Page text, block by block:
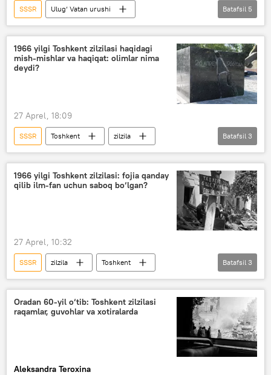
SSSR
Ulug‘ Vatan urushi
Ikkinchi jahon urushi
tarix
palov
ovqatlanish
Jamiyat
Batafsil 5
1966 yilgi Toshkent zilzilasi haqidagi
mish-mishlar va haqiqat: olimlar nima
deydi?
27 Aprel, 18:09
SSSR Toshkent
zilzila
tabiiy ofat
O‘zbekiston Jamiyat
Batafsil 3
1966 yilgi Toshkent zilzilasi: fojia qanday
qilib ilm-fan uchun saboq bo‘lgan?
27 Aprel, 10:32
SSSR zilzila
Toshkent
O‘zbekiston Fanlar akademiyasi
O‘zbekiston
Analitika
Batafsil 3
Oradan 60-yil o‘tib: Toshkent zilzilasi
raqamlar, guvohlar va xotiralarda
Aleksandra Teroxina